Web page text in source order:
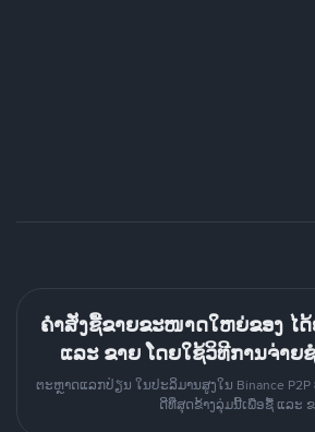
ຄຳສັ່ງຊື້ຂາຍຂະໜາດໃຫຍ່ຂອງ ໄດ້
ແລະ ຂາຍ ໂດຍໃຊ້ວິທີການຈ່າຍ
ຕະຫຼາດແລກປ່ຽນ ໃນປະລິມານສູງໃນ Binance
ດີທີ່ສຸດຂ້າງລຸ່ມນີ້ເພື່ອຊື້ ແລະ